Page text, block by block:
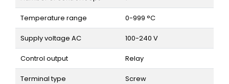
Temperature range 0-999 °C
Supply voltage AC 100-240 V
Control output Relay
Terminal type Screw